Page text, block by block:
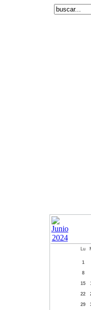
Lu
1
8
15
22
29